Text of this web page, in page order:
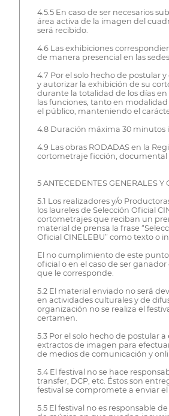
4.5.5 En caso de ser necesarios
área activa de la imagen del
será recibido.
4.6 Las exhibiciones
de manera presencial en las
4.7 Por el solo hecho de postular
y autorizar la exhibición de su
durante la totalidad de los días
las funciones, tanto en
el público, manteniendo el
4.8 Duración máxima 30 minutos
4.9 Las obras RODADAS en la
cortometraje ficción, documental
5 ANTECEDENTES GENERALES Y
5.1 Los realizadores y/o
los laureles de Selección Oficial
cortometrajes que reciban un
material de prensa la frase
Oficial CINELEBU” como texto o
El no cumplimiento de este
oficial o en el caso de ser
que le corresponde.
5.2 El material enviado no será
en actividades culturales y de
organización no se realiza el
certamen.
5.3 Por el solo hecho de postular
extractos de imagen para
de medios de comunicación y
5.4 El festival no se hace
transfer, DCP, etc. Éstos son
festival se compromete a enviar
5.5 El festival no es responsable